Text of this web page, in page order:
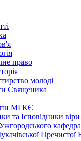
право
молоді
Священика
МГКЄ
та Ісповідники віри
Ужгородського
Пречистої